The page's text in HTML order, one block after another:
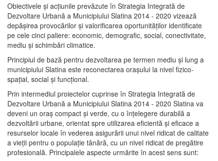
Obiectivele şi acţiunile prevăzute în Strategia Integrată de
Dezvoltare Urbană a Municipiului Slatina 2014 - 2020 vizează
depășirea provocărilor şi valorificarea oportunităţilor identificate
pe cele cinci paliere: economic, demografic, social, conectivitate,
mediu şi schimbări climatice.
Principiul de bază pentru dezvoltarea pe termen mediu şi lung a
municipiului Slatina este reconectarea oraşului la nivel fizico-
spaţial, social şi funcţional.
Prin intermediul proiectelor cuprinse în Strategia Integrată de
Dezvoltare Urbană a Municipiului Slatina 2014 - 2020 Slatina va
deveni un oraş compact şi verde, cu o înţelegere durabilă a
dezvoltării urbane, orientat spre utilizarea eficientă şi eficace a
resurselor locale în vederea asigurării unui nivel ridicat de calitate
a vieţii pentru o populaţie tânără, cu un nivel ridicat de pregătire
profesională. Principalele aspecte urmărite în acest sens sunt: